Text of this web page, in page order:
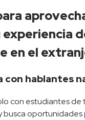
en el
con hablantes
con estudiantes de
busca oportunidades